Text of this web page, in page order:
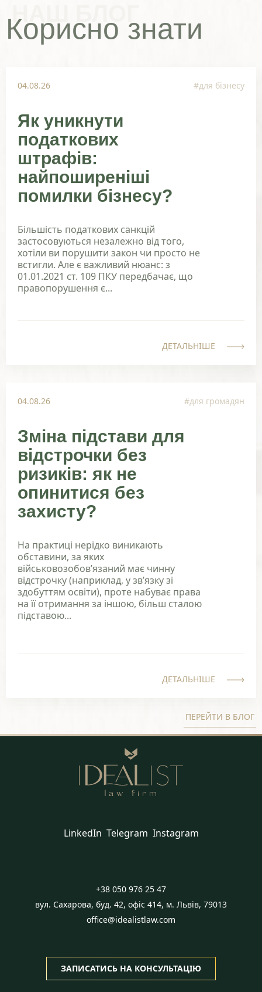
НАШ БЛОГ
Корисно знати
04.08.26 #для бізнесу
Як уникнути
податкових
штрафів:
найпоширеніші
помилки бізнесу?
Більшість податкових санкцій
застосовуються незалежно від того,
хотіли ви порушити закон чи просто не
встигли. Але є важливий нюанс: з
01.01.2021 ст. 109 ПКУ передбачає, що
правопорушення є...
ДЕТАЛЬНІШЕ
04.08.26 #для громадян
Зміна підстави для
відстрочки без
ризиків: як не
опинитися без
захисту?
На практиці нерідко виникають
обставини, за яких
військовозобов’язаний має чинну
відстрочку (наприклад, у зв’язку зі
здобуттям освіти), проте набуває права
на її отримання за іншою, більш сталою
підставою...
ДЕТАЛЬНІШЕ
ПЕРЕЙТИ В БЛОГ
LinkedIn Telegram Instagram
+38 050 976 25 47
вул. Сахарова, буд. 42, офіс 414, м. Львів, 79013
office@idealistlaw.com
ЗАПИСАТИСЬ НА КОНСУЛЬТАЦІЮ